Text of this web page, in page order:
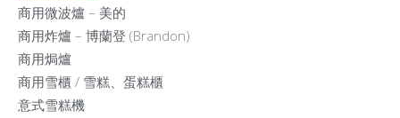
商用微波爐 – 美的
商用炸爐 – 博蘭登 (Brandon)
商用焗爐
商用雪櫃 / 雪糕、蛋糕櫃
意式雪糕機